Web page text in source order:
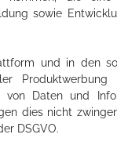
sowie
und in den
von Daten und
dies nicht
DSGVO.